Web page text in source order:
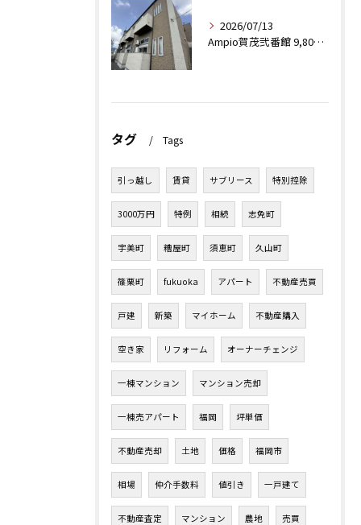
2026/07/13
Ampio賀茂弐番館 9,800万円（税込）
タグ Tags
引っ越し 賃貸 サブリース 特別控除
3000万円 特例 相続 志免町
宇美町 糟屋町 須恵町 久山町
篠栗町 fukuoka アパート 不動産売買
戸建 新築 マイホーム 不動産購入
空き家 リフォーム オーナーチェンジ
一棟マンション マンション売却
一棟売アパート 福岡 坪単価
不動産売却 土地 価格 福岡市
相場 仲介手数料 値引き 一戸建て
不動産査定 マンション 農地 売買